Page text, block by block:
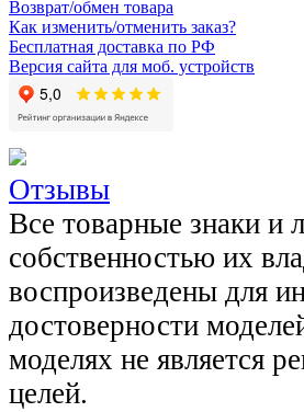
Возврат/обмен товара
Как изменить/отменить заказ?
Бесплатная доставка по РФ
Версия сайта для моб. устройств
Отзывы
Все товарные знаки и
собственностью их
воспроизведены для
достоверности
моделях не является
целей.